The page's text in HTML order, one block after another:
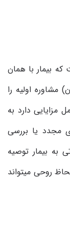
بیمار با همان
اولیه را
مزایایی دارد به
مجدد یا بررسی
به بیمار توصیه
روحی میتواند